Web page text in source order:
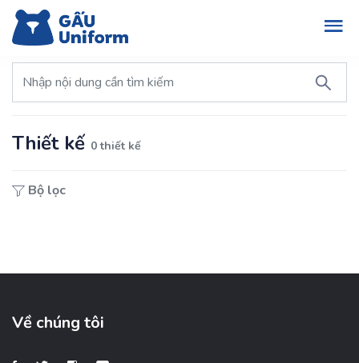
Thiết kế 0 thiết kế
Bộ lọc
Về chúng tôi